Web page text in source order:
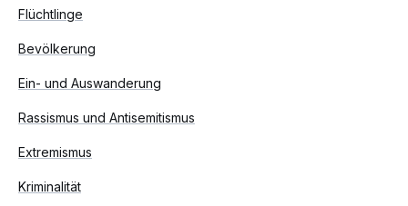
Flüchtlinge
Bevölkerung
Ein- und Auswanderung
Rassismus und Antisemitismus
Extremismus
Kriminalität